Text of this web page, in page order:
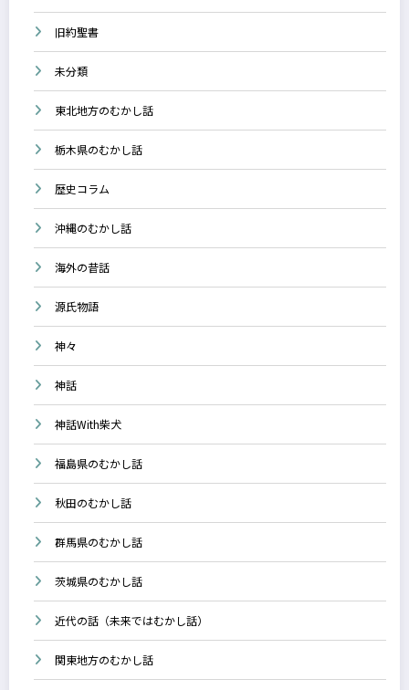
旧約聖書
未分類
東北地方のむかし話
栃木県のむかし話
歴史コラム
沖縄のむかし話
海外の昔話
源氏物語
神々
神話
神話With柴犬
福島県のむかし話
秋田のむかし話
群馬県のむかし話
茨城県のむかし話
近代の話（未来ではむかし話）
関東地方のむかし話